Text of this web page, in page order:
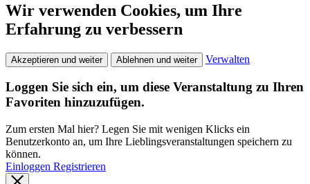
Wir verwenden Cookies, um Ihre
Erfahrung zu verbessern
Akzeptieren und weiter Ablehnen und weiter Verwalten
Loggen Sie sich ein, um diese Veranstaltung zu Ihren
Favoriten hinzuzufügen.
Zum ersten Mal hier? Legen Sie mit wenigen Klicks ein
Benutzerkonto an, um Ihre Lieblingsveranstaltungen speichern zu
können.
Einloggen Registrieren